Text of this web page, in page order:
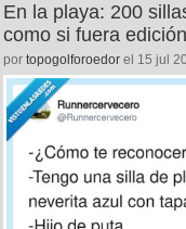
En la playa: 200
como si fuera
por topogolforoedor el 15 jul